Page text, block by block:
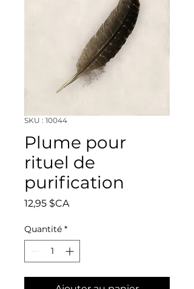
SKU : 10044
Plume pour
rituel de
purification
12,95 $CAPrix
Quantité *